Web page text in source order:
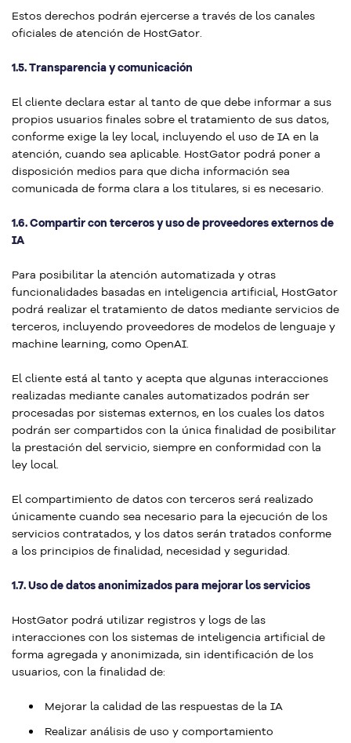
Estos derechos podrán ejercerse a través de los canales
oficiales de atención de HostGator.
1.5. Transparencia y comunicación
El cliente declara estar al tanto de que debe informar a sus
propios usuarios finales sobre el tratamiento de sus datos,
conforme exige la ley local, incluyendo el uso de IA en la
atención, cuando sea aplicable. HostGator podrá poner a
disposición medios para que dicha información sea
comunicada de forma clara a los titulares, si es necesario.
1.6. Compartir con terceros y uso de proveedores externos de
IA
Para posibilitar la atención automatizada y otras
funcionalidades basadas en inteligencia artificial, HostGator
podrá realizar el tratamiento de datos mediante servicios de
terceros, incluyendo proveedores de modelos de lenguaje y
machine learning, como OpenAI.
El cliente está al tanto y acepta que algunas interacciones
realizadas mediante canales automatizados podrán ser
procesadas por sistemas externos, en los cuales los datos
podrán ser compartidos con la única finalidad de posibilitar
la prestación del servicio, siempre en conformidad con la
ley local.
El compartimiento de datos con terceros será realizado
únicamente cuando sea necesario para la ejecución de los
servicios contratados, y los datos serán tratados conforme
a los principios de finalidad, necesidad y seguridad.
1.7. Uso de datos anonimizados para mejorar los servicios
HostGator podrá utilizar registros y logs de las
interacciones con los sistemas de inteligencia artificial de
forma agregada y anonimizada, sin identificación de los
usuarios, con la finalidad de:
Mejorar la calidad de las respuestas de la IA
Realizar análisis de uso y comportamiento